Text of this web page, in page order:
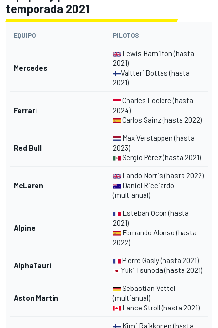
temporada 2021
EQUIPO PILOTOS
Mercedes
Lewis Hamilton (hasta
2021)
Valtteri Bottas (hasta
2021)
Ferrari
Charles Leclerc (hasta
2024)
Carlos Sainz (hasta 2022)
Red Bull
Max Verstappen (hasta
2023)
Sergio Pérez (hasta 2021)
McLaren
Lando Norris (hasta 2022)
Daniel Ricciardo
(multianual)
Alpine
Esteban Ocon (hasta
2021)
Fernando Alonso (hasta
2022)
AlphaTauri
Pierre Gasly (hasta 2021)
Yuki Tsunoda (hasta 2021)
Aston Martin
Sebastian Vettel
(multianual)
Lance Stroll (hasta 2021)
Kimi Raikkonen (hasta